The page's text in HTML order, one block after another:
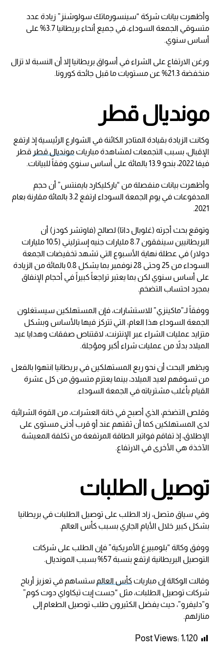
وأظهرت بيانات شركة “سينسورماتك سولوشنز” زيادة عدد
متسوقي الجمعة السوداء، في جميع أنحاء بريطانيا 3.7% على
أساس سنوي.
ورغن الارتفاع على الشراء في أسواق بريطانيا إلا أن النسبة لا تزال
منخفضة 21.3% عن مستويات ما قبل جائحة كورونا.
مونديال قطر
وكانت الزيادة بقيادة المتاجر الكائنة في الشوارع الرئيسية إذ ارتفع
الإقبال، بسبب التجمعات لمشاهدة مباريات مونديال قطر قطر
فيفا 2022، بنحو 13.9 بالمائة على أساس سنوي وفقاً للبيانات.
وأظهرت بيانات منفصلة من “باركليكارد بايمنتس” أن حجم
المدفوعات في يوم الجمعة السوداء ارتفع 3.2 بالمائة مقارنة بعام
2021.
وتوقع بحث أجرته (غلوبال داتا) لصالح (فاوتشر كودز) أن
البريطانيين سينفقون 8.7 مليارات جنيه إسترليني (10.5 مليارات
دولار) في عطلة نهاية الأسبوع التي تشهد تخفيضات الجمعة
السوداء من 25 وحتى 28 نوفمبر بما يشكل 0.8 بالمائة من الزيادة
على أساس سنوي لكن بما يعتبر تراجعاً كبيراً في أحجام الإنفاق
بمجرد احتساب التضخم.
ووفقاً لـ”ماكينزي” للاستشارات، فإن المستهلكين سيستغلون
الجمعة السوداء هذا العام، التي تتركز فيها بالأساس وبشكل
متزايد عمليات الشراء عبر الإنترنت، لاقتناص صفقات وهدايا عيد
الميلاد بدلاً من عمليات شراء أكبر ومؤجلة.
ويظهر البحث أن نحو ربع المستهلكين في بريطانيا انتهوا بالفعل
من تسوقهم لعيد الميلاد، بينما يعتزم متسوق من كل عشرة
القيام بأغلب مشترياته في الجمعة السوداء.
وقلص التضخم، الذي أصبح في خانة العشرات، من القوة الشرائية
لدى المستهلكين كما أن ثقتهم عند أو قرب أدنى مستوى على
الإطلاق، إذ تفاقم فواتير الطاقة المرتفعة من تكلفة المعيشة
الآخذة هي الأخرى في الارتفاع.
توصيل الطلبات
وفي سياق متصل، زاد الطلب على توصيل الطلبات في بريطانيا
بشكل كبير خلال الأيام الجاري بسبب كأس العالم.
ووفق وكالة “بلومبيرغ الأمريكية” فإن الطلب على شركات
التوصيل البريطانية ارتفع بنسبة 57% بسبب المونديال.
وقالت الوكالة إن مباريات كأس العالم ستساهم في تعزيز أرباح
شركات توصيل الطلبات، مثل “جست إيت تيكاواي دوت كوم”
و”دليفرو”، حيث يفضل الكثيرون طلب توصيل الطعام إلى
منازلهم.
Post Views: 1٬120